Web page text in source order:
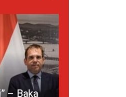
2026 augusztus 05.